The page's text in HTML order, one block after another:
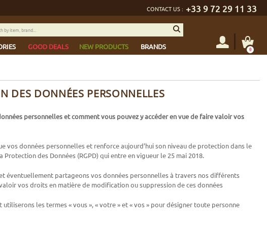
CONTACT US : +33 9 72 29 11 33
GOOD DEALS NEW PRODUCTS BRANDS 0
DES DONNÉES PERSONNELLES
personnelles et comment vous pouvez y accéder en vue de faire valoir vos
données personnelles et renforce aujourd’hui son niveau de protection dans le
des Données (RGPD) qui entre en vigueur le 25 mai 2018.
éventuellement partageons vos données personnelles à travers nos différents
vos droits en matière de modification ou suppression de ces données
les termes « vous », « votre » et « vos » pour désigner toute personne